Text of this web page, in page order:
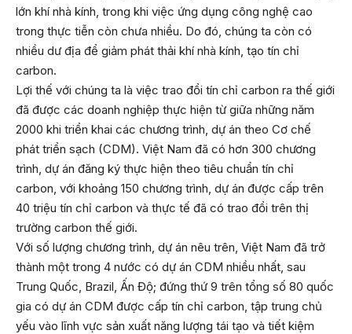
lớn khí nhà kính, trong khi việc ứng dụng công nghệ cao
trong thực tiễn còn chưa nhiều. Do đó, chúng ta còn có
nhiều dư địa để giảm phát thải khí nhà kính, tạo tín chỉ
carbon.
Lợi thế với chúng ta là việc trao đổi tín chỉ carbon ra thế giới
đã được các doanh nghiệp thực hiện từ giữa những năm
2000 khi triển khai các chương trình, dự án theo Cơ chế
phát triển sạch (CDM). Việt Nam đã có hơn 300 chương
trình, dự án đăng ký thực hiện theo tiêu chuẩn tín chỉ
carbon, với khoảng 150 chương trình, dự án được cấp trên
40 triệu tín chỉ carbon và thực tế đã có trao đổi trên thị
trường carbon thế giới.
Với số lượng chương trình, dự án nêu trên, Việt Nam đã trở
thành một trong 4 nước có dự án CDM nhiều nhất, sau
Trung Quốc, Brazil, Ấn Độ; đứng thứ 9 trên tổng số 80 quốc
gia có dự án CDM được cấp tín chỉ carbon, tập trung chủ
yếu vào lĩnh vực sản xuất năng lượng tái tạo và tiết kiệm